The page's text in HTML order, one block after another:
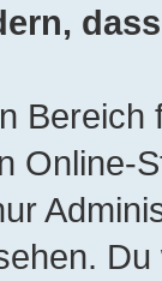
Online-